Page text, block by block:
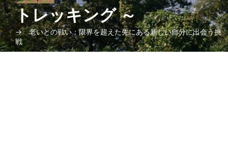
トレッキング ～
→ 老いとの戦い：限界を超えた先にある新しい自分に出会う挑
戦
前へ
次へ